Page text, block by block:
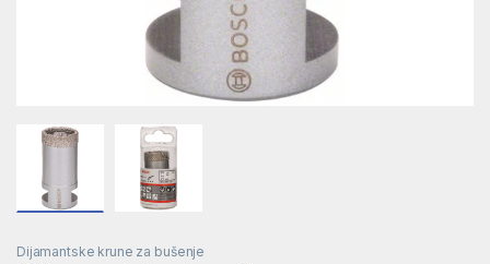
Dijamantske krune za bušenje